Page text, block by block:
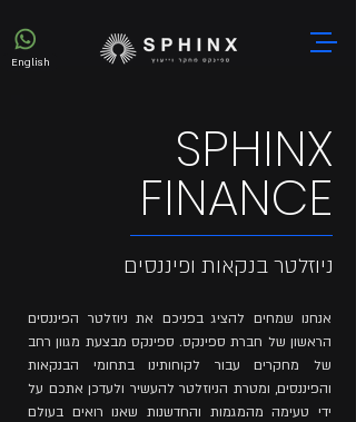
English
SPHINX
FINANCE
ניוזלטר בנקאות ופיננסים
אנחנו שמחים להציג בפניכם את ניוזלטר הפיננסים
הראשון של חברת ספינקס. ספינקס מבצעת מגוון רחב
של מחקרים עבור לקוחותינו בתחומי הבנקאות
והפיננסים, ומטרת הניוזלטר להעשיר ולעדכן אתכם על
ידי טעימה מהמגמות והחדשנות שאנו רואים בעולם